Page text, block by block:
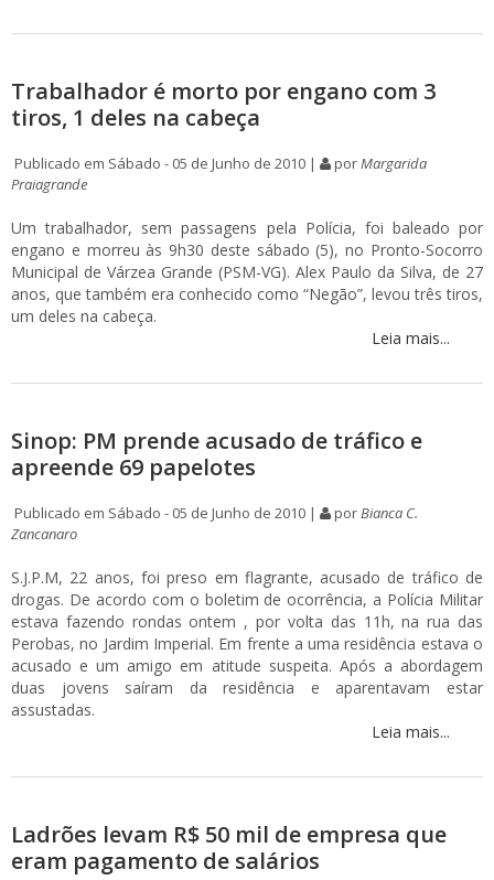
Trabalhador é morto por engano com 3
tiros, 1 deles na cabeça
Publicado em Sábado - 05 de Junho de 2010 | porMargarida
Praiagrande
Um trabalhador, sem passagens pela Polícia, foi baleado por
engano e morreu às 9h30 deste sábado (5), no Pronto-Socorro
Municipal de Várzea Grande (PSM-VG). Alex Paulo da Silva, de 27
anos, que também era conhecido como “Negão”, levou três tiros,
um deles na cabeça.
Leia mais...
Sinop: PM prende acusado de tráfico e
apreende 69 papelotes
Publicado em Sábado - 05 de Junho de 2010 | porBianca C.
Zancanaro
S.J.P.M, 22 anos, foi preso em flagrante, acusado de tráfico de
drogas. De acordo com o boletim de ocorrência, a Polícia Militar
estava fazendo rondas ontem , por volta das 11h, na rua das
Perobas, no Jardim Imperial. Em frente a uma residência estava o
acusado e um amigo em atitude suspeita. Após a abordagem
duas jovens saíram da residência e aparentavam estar
assustadas.
Leia mais...
Ladrões levam R$ 50 mil de empresa que
eram pagamento de salários